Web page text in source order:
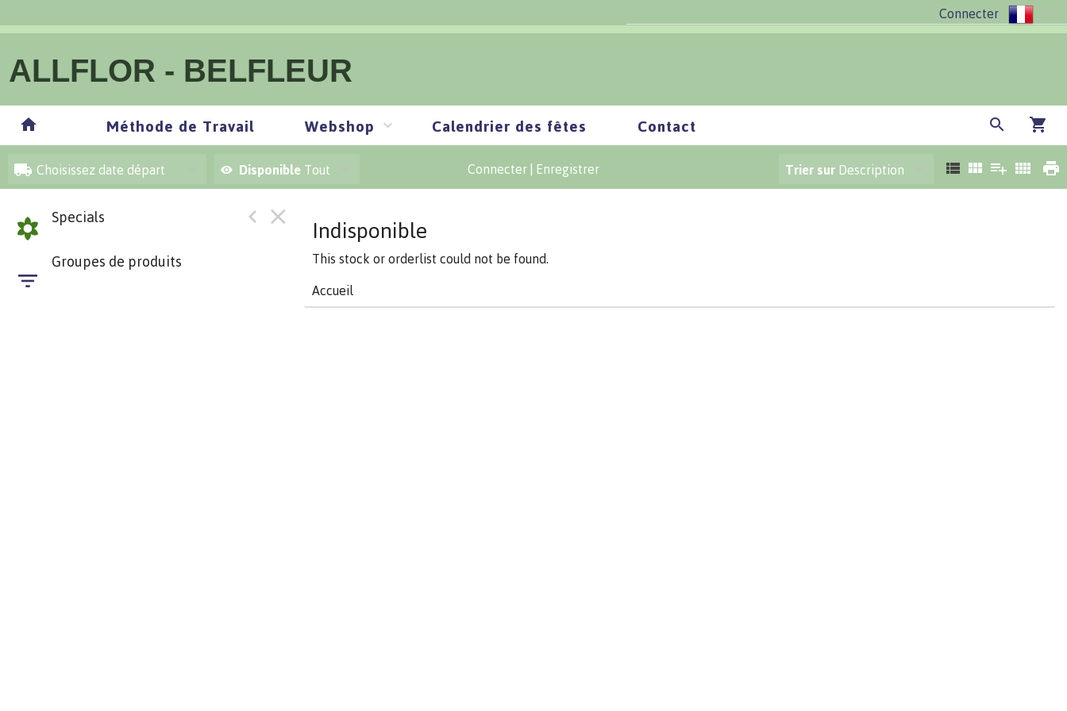
Connecter
ALLFLOR - BELFLEUR
Méthode de Travail Webshop Calendrier des fêtes Contact
Choisissez date départ Disponible Tout Connecter Enregistrer Trier sur Description
Specials
Groupes de produits
Indisponible
This stock or orderlist could not be found.
Accueil